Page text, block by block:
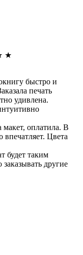
★
быстро и
печать
удивлена.
макет, оплатила. В
впечатляет. Цвета
будет таким
другие